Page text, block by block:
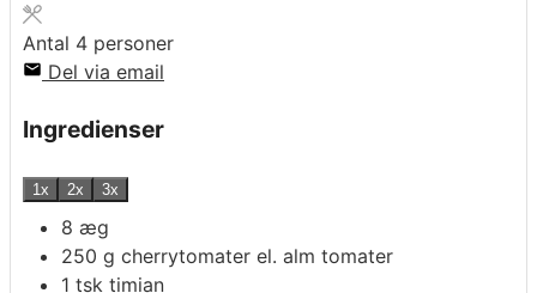
Antal 4 personer
Del via email
Ingredienser
1x 2x 3x
8 æg
250 g cherrytomater el. alm tomater
1 tsk timian